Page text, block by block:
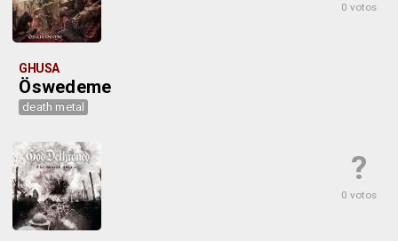
0 votos
GHUSA
Öswedeme
death metal
?
0 votos